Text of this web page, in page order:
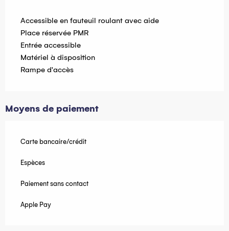
Accessible en fauteuil roulant avec aide
Place réservée PMR
Entrée accessible
Matériel à disposition
Rampe d'accès
Moyens de paiement
Carte bancaire/crédit
Espèces
Paiement sans contact
Apple Pay